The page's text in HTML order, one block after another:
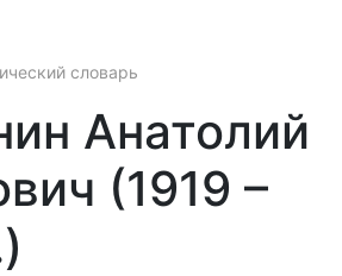
словарь
Анатолий
(1919 –